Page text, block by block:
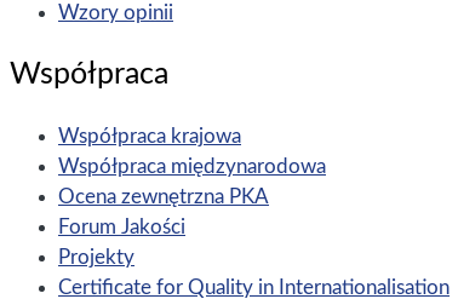
Wzory opinii
Współpraca
Współpraca krajowa
Współpraca międzynarodowa
Ocena zewnętrzna PKA
Forum Jakości
Projekty
Certificate for Quality in Internationalisation